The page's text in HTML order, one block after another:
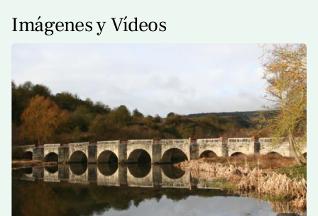
Imágenes y Vídeos